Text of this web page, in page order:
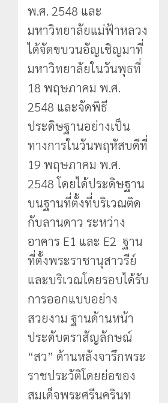
พ.ศ. 2548 และ
มหาวิทยาลัยแม่ฟ้าหลวง
ได้จัดขบวนอัญเชิญมาที่
มหาวิทยาลัยในวันพุธที่
18 พฤษภาคม พ.ศ.
2548 และจัดพิธี
ประดิษฐานอย่างเป็น
ทางการในวันพฤหัสบดีที่
19 พฤษภาคม พ.ศ.
2548 โดยได้ประดิษฐาน
บนฐานที่ตั้งที่บริเวณติด
กับลานดาว ระหว่าง
อาคาร E1 และ E2 ฐาน
ที่ตั้งพระราชานุสาวรีย์
และบริเวณโดยรอบได้รับ
การออกแบบอย่าง
สวยงาม ฐานด้านหน้า
ประดับตราสัญลักษณ์
“สว” ด้านหลังจารึกพระ
ราชประวัติโดยย่อของ
สมเด็จพระศรีนครินท